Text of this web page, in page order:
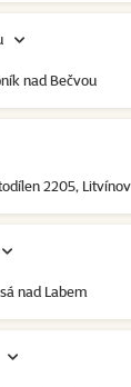
nad Bečvou
2205, Litvínov
nad Labem